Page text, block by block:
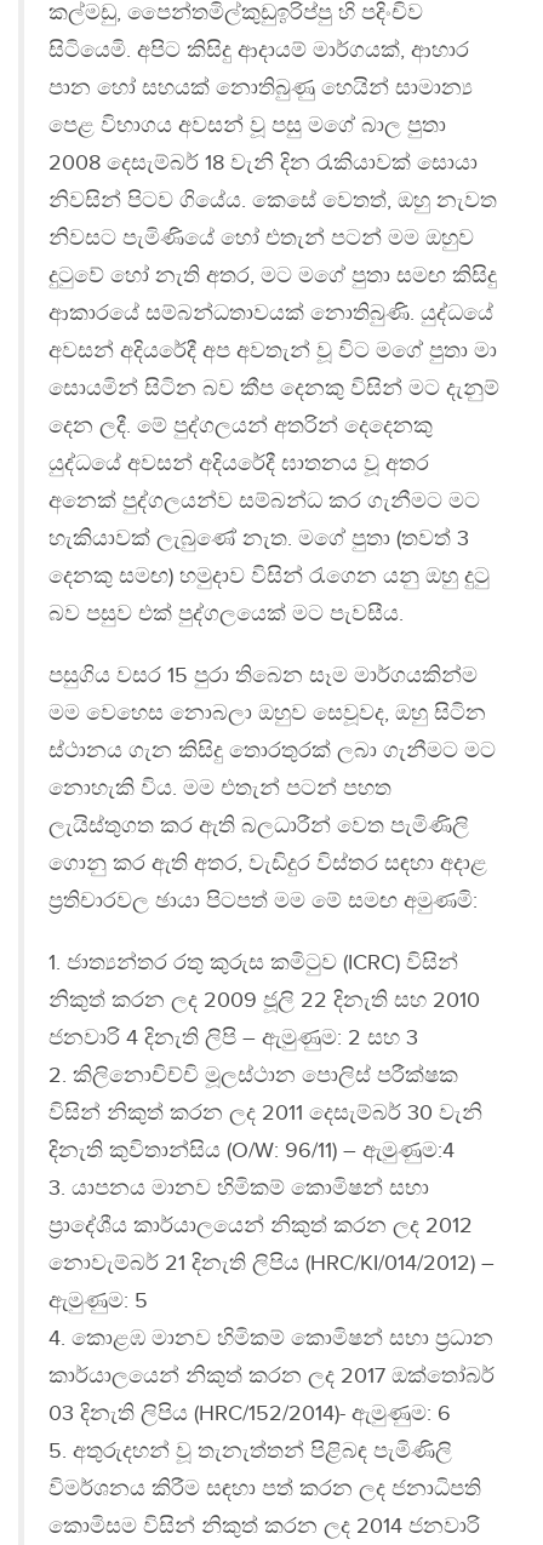
කල්මඩු, පෛන්තමිල්කුඩුඉරිප්පු හි පදිංචිව
සිටියෙමි. අපිට කිසිදු ආදායම් මාර්ගයක්, ආහාර
පාන හෝ සහයක් නොතිබුණු හෙයින් සාමාන්‍ය
පෙළ විභාගය අවසන් වූ පසු මගේ බාල පුතා
2008 දෙසැම්බර් 18 වැනි දින රැකියාවක් සොයා
නිවසින් පිටව ගියේය. කෙසේ වෙතත්, ඔහු නැවත
නිවසට පැමිණියේ හෝ එතැන් පටන් මම ඔහුව
දුටුවේ හෝ නැති අතර, මට මගේ පුතා සමඟ කිසිදු
ආකාරයේ සම්බන්ධතාවයක් නොතිබුණි. යුද්ධයේ
අවසන් අදියරේදී අප අවතැන් වූ විට මගේ පුතා මා
සොයමින් සිටින බව කීප දෙනකු විසින් මට දැනුම්
දෙන ලදී. මේ පුද්ගලයන් අතරින් දෙදෙනකු
යුද්ධයේ අවසන් අදියරේදී ඝාතනය වූ අතර
අනෙක් පුද්ගලයන්ව සම්බන්ධ කර ගැනීමට මට
හැකියාවක් ලැබුණේ නැත. මගේ පුතා (තවත් 3
දෙනකු සමඟ) හමුදාව විසින් රැගෙන යනු ඔහු දුටු
බව පසුව එක් පුද්ගලයෙක් මට පැවසීය.
පසුගිය වසර 15 පුරා තිබෙන සෑම මාර්ගයකින්ම
මම වෙහෙස නොබලා ඔහුව සෙවූවද, ඔහු සිටින
ස්ථානය ගැන කිසිදු තොරතුරක් ලබා ගැනීමට මට
නොහැකි විය. මම එතැන් පටන් පහත
ලැයිස්තුගත කර ඇති බලධාරීන් වෙත පැමිණිලි
ගොනු කර ඇති අතර, වැඩිදුර විස්තර සඳහා අදාළ
ප්‍රතිචාරවල ඡායා පිටපත් මම මේ සමඟ අමුණමි:
1. ජාත්‍යන්තර රතු කුරුස කමිටුව (ICRC) විසින්
නිකුත් කරන ලද 2009 ජූලි 22 දිනැති සහ 2010
ජනවාරි 4 දිනැති ලිපි – ඇමුණුම: 2 සහ 3
2. කිලිනොචිච්චි මූලස්ථාන පොලිස් පරීක්ෂක
විසින් නිකුත් කරන ලද 2011 දෙසැම්බර් 30 වැනි
දිනැති කුවිතාන්සිය (O/W: 96/11) – ඇමුණුම:4
3. යාපනය මානව හිමිකම් කොමිෂන් සභා
ප්‍රාදේශීය කාර්යාලයෙන් නිකුත් කරන ලද 2012
නොවැම්බර් 21 දිනැති ලිපිය (HRC/KI/014/2012) –
ඇමුණුම: 5
4. කොළඹ මානව හිමිකම් කොමිෂන් සභා ප්‍රධාන
කාර්යාලයෙන් නිකුත් කරන ලද 2017 ඔක්තෝබර්
03 දිනැති ලිපිය (HRC/152/2014)- ඇමුණුම: 6
5. අතුරුදහන් වූ තැනැත්තන් පිළිබඳ පැමිණිලි
විමර්ශනය කිරීම සඳහා පත් කරන ලද ජනාධිපති
කොමිසම විසින් නිකුත් කරන ලද 2014 ජනවාරි